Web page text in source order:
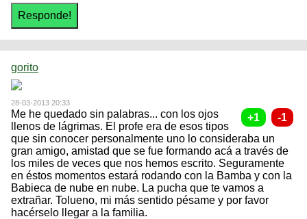
gorito
28-03-2013 20:33
Me he quedado sin palabras... con los ojos
llenos de lágrimas. El profe era de esos tipos
que sin conocer personalmente uno lo consideraba un
gran amigo, amistad que se fue formando acá a través de
los miles de veces que nos hemos escrito. Seguramente
en éstos momentos estará rodando con la Bamba y con la
Babieca de nube en nube. La pucha que te vamos a
extrañar. Tolueno, mi más sentido pésame y por favor
hacérselo llegar a la familia.